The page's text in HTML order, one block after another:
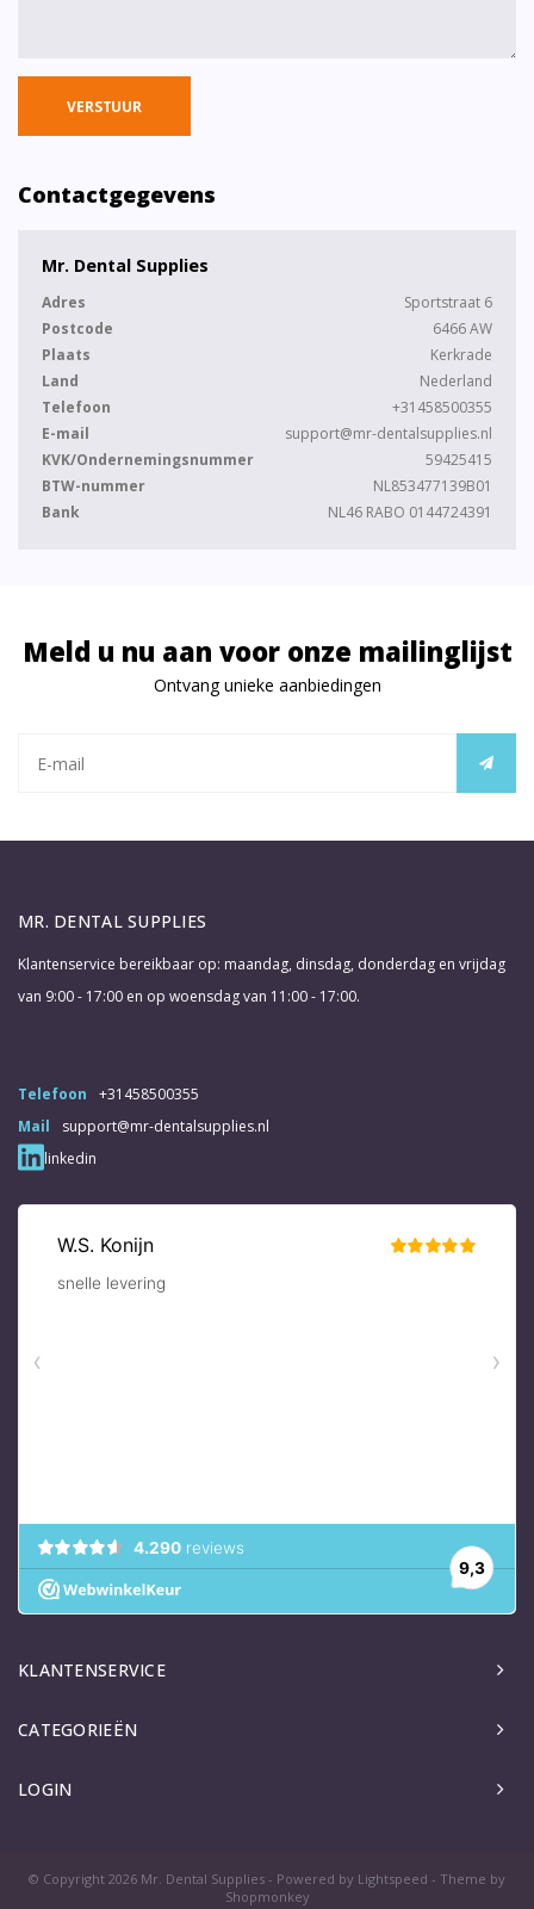
VERSTUUR
Contactgegevens
Mr. Dental Supplies
Adres
Sportstraat 6
Postcode
6466 AW
Plaats
Kerkrade
Land
Nederland
Telefoon
+31458500355
E-mail
support@mr-dentalsupplies.nl
KVK/Ondernemingsnummer
59425415
BTW-nummer
NL853477139B01
Bank
NL46 RABO 0144724391
Meld u nu aan voor onze mailinglijst
Ontvang unieke aanbiedingen
MR. DENTAL SUPPLIES
Klantenservice bereikbaar op: maandag, dinsdag, donderdag en vrijdag
van 9:00 - 17:00 en op woensdag van 11:00 - 17:00.
Telefoon
+31458500355
Mail
support@mr-dentalsupplies.nl
linkedin
KLANTENSERVICE
CATEGORIEËN
LOGIN
© Copyright 2026 Mr. Dental Supplies - Powered by Lightspeed - Theme by
Shopmonkey